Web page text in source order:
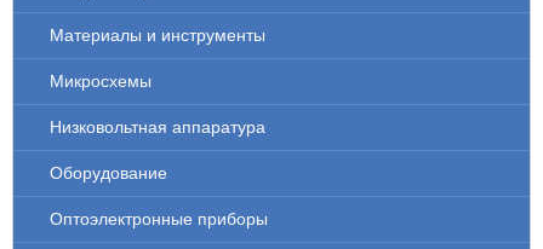
Материалы и инструменты
Микросхемы
Низковольтная аппаратура
Оборудование
Оптоэлектронные приборы